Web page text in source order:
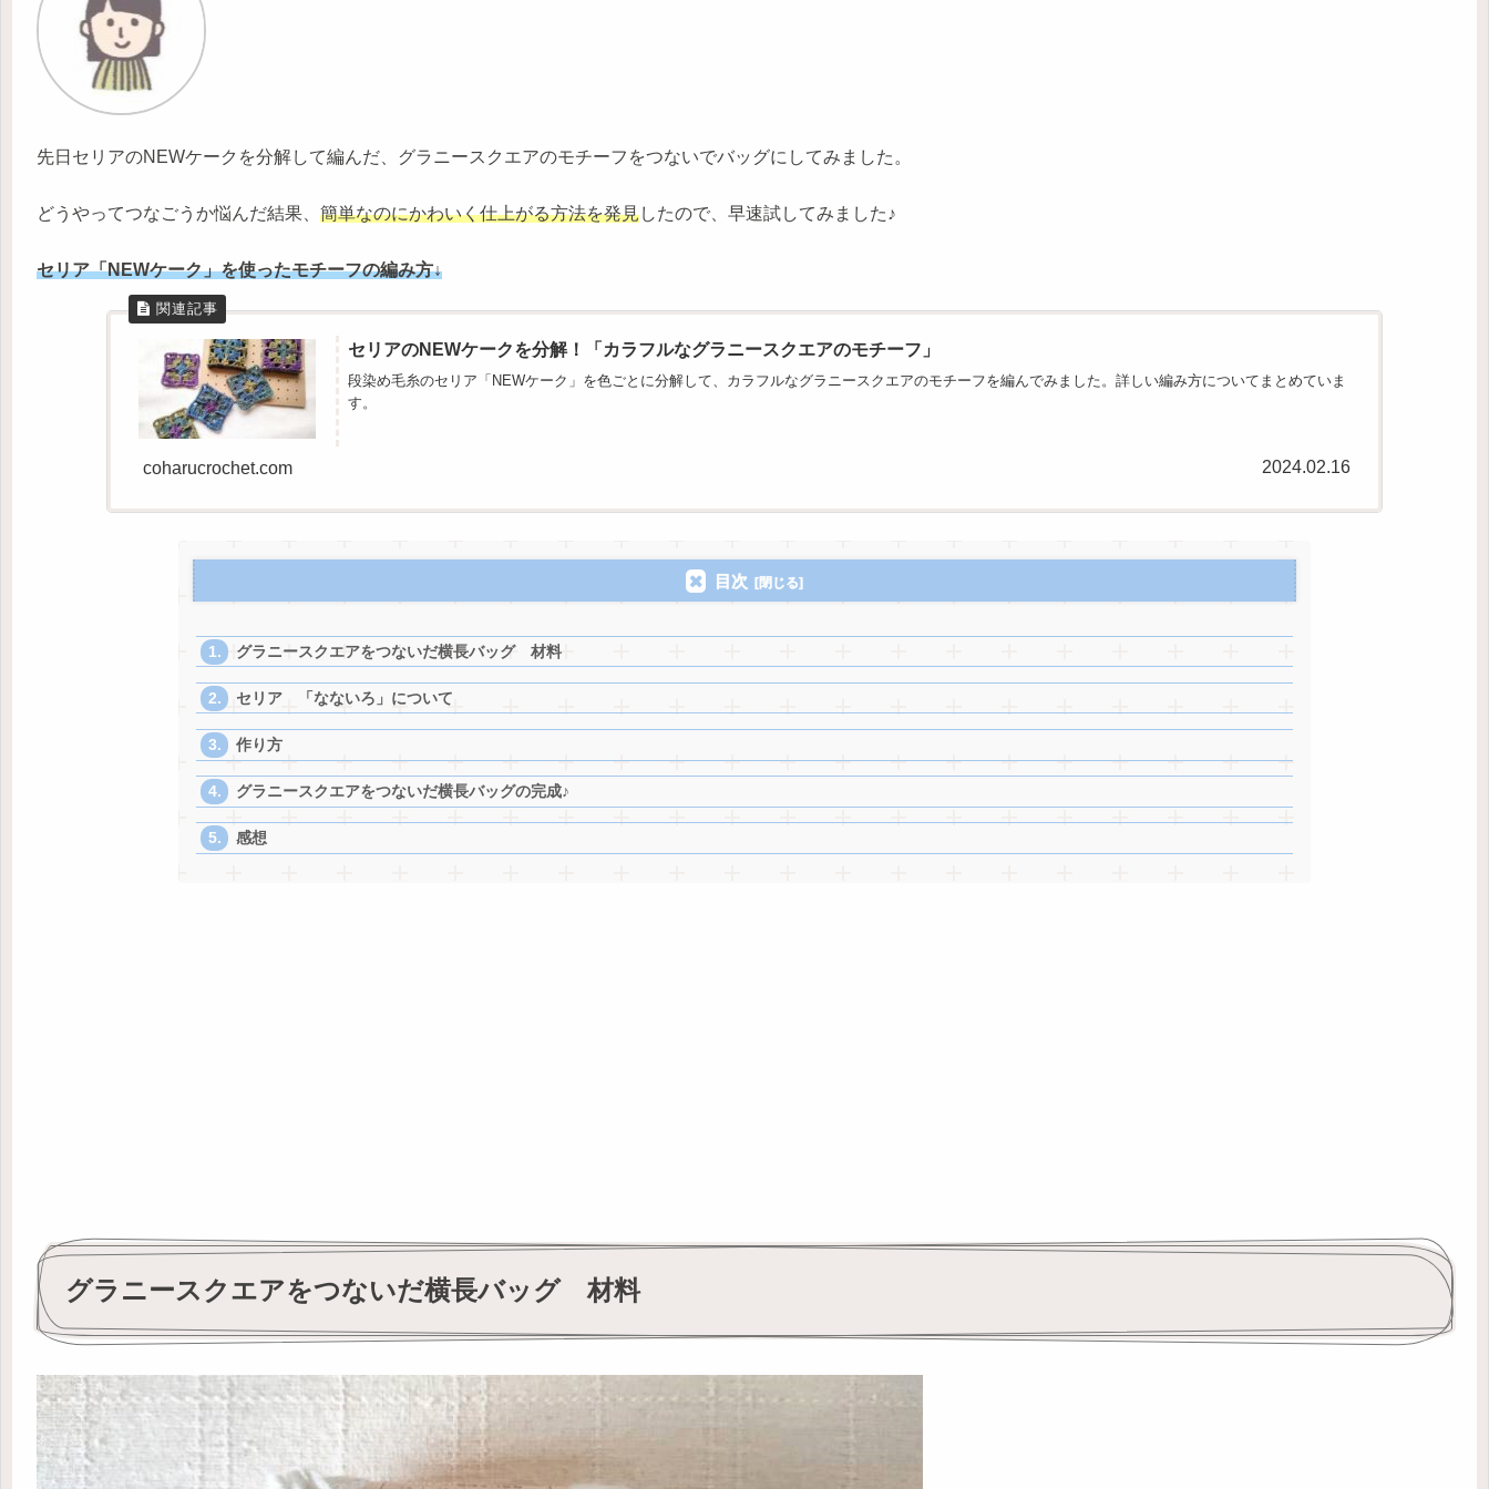
先日セリアのNEWケークを分解して編んだ、グラニースクエアのモチーフをつないでバッグにしてみました。
どうやってつなごうか悩んだ結果、 簡単なのにかわいく仕上がる方法を発見したので、早速試してみました♪
セリア「NEWケーク」を使ったモチーフの編み方↓
セリアのNEWケークを分解！「カラフルなグラニースクエアのモチーフ」
段染め毛糸のセリア「NEWケーク」を色ごとに分解して、カラフルなグラニースクエアのモチーフを編んでみました。詳しい編み方についてまとめていま
す。
coharucrochet.com 2024.02.16
目次
グラニースクエアをつないだ横長バッグ 材料
セリア 「なないろ」について
作り方
グラニースクエアをつないだ横長バッグの完成♪
感想
グラニースクエアをつないだ横長バッグ 材料